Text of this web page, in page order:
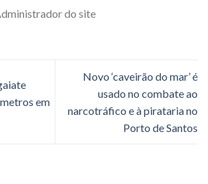
do site
em
Novo ‘caveirão do mar’ é
usado no combate ao
narcotráfico e à pirataria no
Porto de Santos